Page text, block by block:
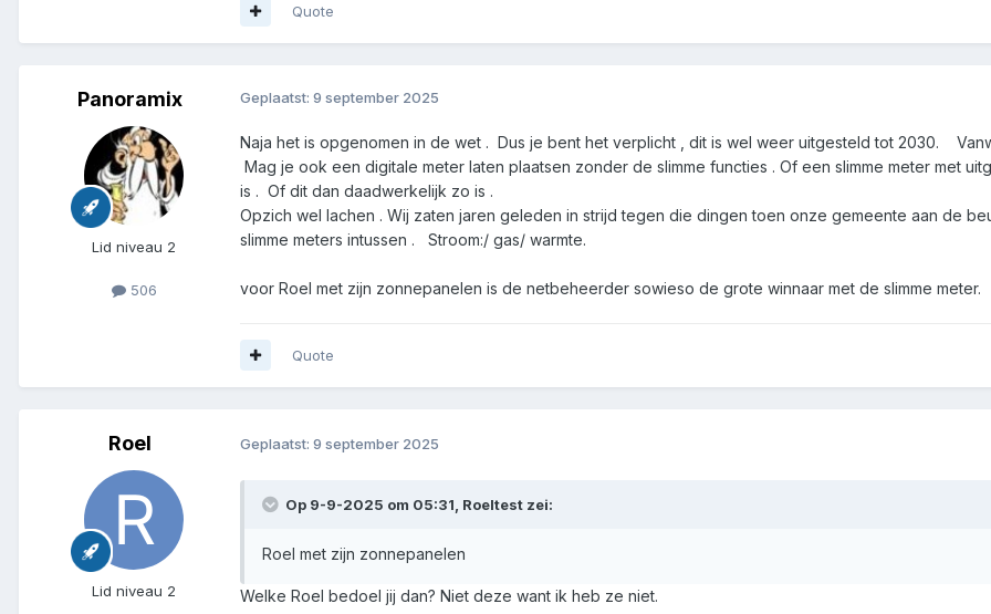
Quote
Panoramix
Lid niveau 2
506
Geplaatst: 9 september 2025
Naja het is opgenomen in de wet . Dus je bent het verplicht , dit is wel weer uitgesteld tot 2030.
Mag je ook een digitale meter laten plaatsen zonder de slimme functies . Of een slimme meter met
is . Of dit dan daadwerkelijk zo is .
Opzich wel lachen . Wij zaten jaren geleden in strijd tegen die dingen toen onze gemeente aan de
slimme meters intussen . Stroom:/ gas/ warmte.
voor Roel met zijn zonnepanelen is de netbeheerder sowieso de grote winnaar met de slimme meter.
Quote
Roel
Lid niveau 2
Geplaatst: 9 september 2025
Op 9-9-2025 om 05:31, Roeltest zei:
Roel met zijn zonnepanelen
Welke Roel bedoel jij dan? Niet deze want ik heb ze niet.